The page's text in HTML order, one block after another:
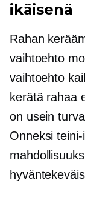
ikäisenä
Rahan
vaihtoehto
vaihtoehto
kerätä rahaa
on usein
Onneksi